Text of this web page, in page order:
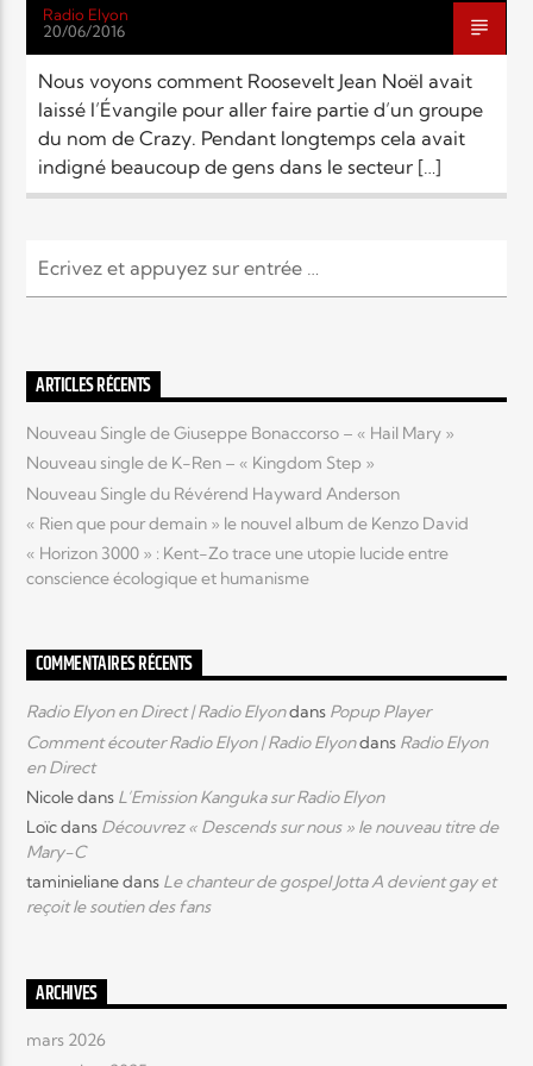
Radio Elyon
Elyon Rhema
Elyon Hits
Elyon Live
Elyon Kids
Radio Elyon
20/06/2016
Nous voyons comment Roosevelt Jean Noël avait
laissé l’Évangile pour aller faire partie d’un groupe
du nom de Crazy. Pendant longtemps cela avait
indigné beaucoup de gens dans le secteur […]
ARTICLES RÉCENTS
Nouveau Single de Giuseppe Bonaccorso – « Hail Mary »
Nouveau single de K-Ren – « Kingdom Step »
Nouveau Single du Révérend Hayward Anderson
« Rien que pour demain » le nouvel album de Kenzo David
« Horizon 3000 » : Kent-Zo trace une utopie lucide entre
conscience écologique et humanisme
COMMENTAIRES RÉCENTS
Radio Elyon en Direct | Radio Elyondans Popup Player
Comment écouter Radio Elyon | Radio Elyondans Radio Elyon
en Direct
Nicoledans L’Emission Kanguka sur Radio Elyon
Loïcdans Découvrez « Descends sur nous » le nouveau titre de
Mary-C
taminielianedans Le chanteur de gospel Jotta A devient gay et
reçoit le soutien des fans
ARCHIVES
mars 2026